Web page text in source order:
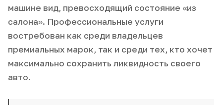
машине вид, превосходящий состояние «из
салона». Профессиональные услуги
востребован как среди владельцев
премиальных марок, так и среди тех, кто хочет
максимально сохранить ликвидность своего
авто.